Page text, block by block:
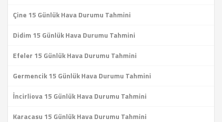
Çine 15 Günlük Hava Durumu Tahmini
Didim 15 Günlük Hava Durumu Tahmini
Efeler 15 Günlük Hava Durumu Tahmini
Germencik 15 Günlük Hava Durumu Tahmini
İncirliova 15 Günlük Hava Durumu Tahmini
Karacasu 15 Günlük Hava Durumu Tahmini